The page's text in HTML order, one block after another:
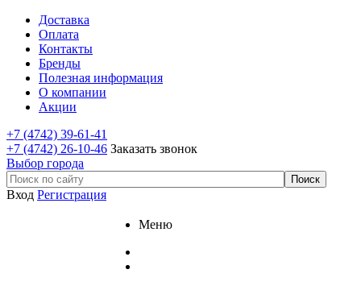
Доставка
Оплата
Контакты
Бренды
Полезная информация
О компании
Акции
+7 (4742) 39-61-41
+7 (4742) 26-10-46 Заказать звонок
Выбор города
Вход Регистрация
Меню